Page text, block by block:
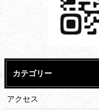
カテゴリー
アクセス